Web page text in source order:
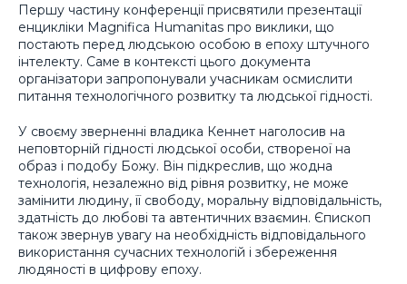
Першу частину конференції присвятили презентації
енцикліки Magnifica Humanitas про виклики, що
постають перед людською особою в епоху штучного
інтелекту. Саме в контексті цього документа
організатори запропонували учасникам осмислити
питання технологічного розвитку та людської гідності.
У своєму зверненні владика Кеннет наголосив на
неповторній гідності людської особи, створеної на
образ і подобу Божу. Він підкреслив, що жодна
технологія, незалежно від рівня розвитку, не може
замінити людину, її свободу, моральну відповідальність,
здатність до любові та автентичних взаємин. Єпископ
також звернув увагу на необхідність відповідального
використання сучасних технологій і збереження
людяності в цифрову епоху.